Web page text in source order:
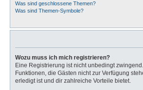
Was sind geschlossene Themen?
Was sind Themen-Symbole?
Wozu muss ich mich registrieren?
Eine Registrierung ist nicht unbedingt
Funktionen, die Gästen nicht zur Verfügung
erledigt ist und dir zahlreiche Vorteile bietet.